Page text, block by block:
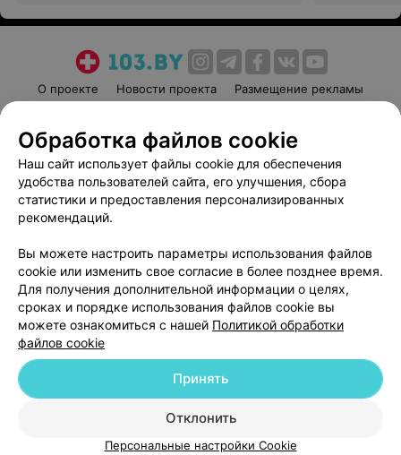
О проекте Новости проекта
Размещение рекламы
Пользовательское соглашение
Способы оплаты
Вакансии
Партнеры
Написать руководителю 103.by
Обработка персональных данных
© 2026 ООО «Артокс Лаб», УНП 191700409
| 220012, Республика Беларусь,
Служба поддержки +375 291212755
Обработка файлов cookie
Наш сайт использует файлы cookie для обеспечения
удобства пользователей сайта, его улучшения, сбора
статистики и предоставления персонализированных
рекомендаций.
Вы можете настроить параметры использования файлов
cookie или изменить свое согласие в более позднее время.
Для получения дополнительной информации о целях,
сроках и порядке использования файлов cookie вы
можете ознакомиться с нашей Политикой обработки
файлов cookie
Отклонить
Принять
Персональные настройки Cookie